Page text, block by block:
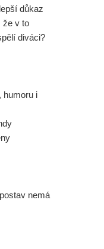
důkaz
že v to
diváci?
humoru i
nemá